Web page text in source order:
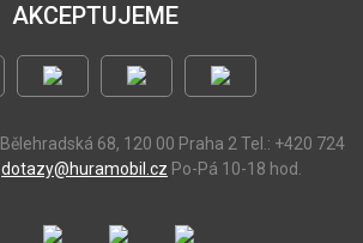
AKCEPTUJEME
Bělehradská 68, 120 00 Praha 2 Tel.: +420 724
dotazy@huramobil.cz Po-Pá 10-18 hod.